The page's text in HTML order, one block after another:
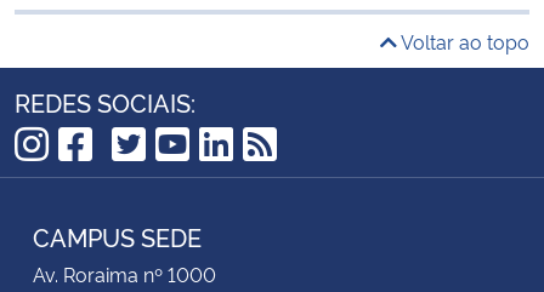
Voltar ao topo
REDES SOCIAIS:
Instagram
Facebook
TikTok
Twitter
YouTube
LinkedIn
RSS
CAMPUS SEDE
Av. Roraima nº 1000